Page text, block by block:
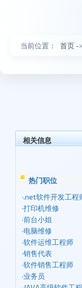
当前位置： 首页 ->
相关信息
热门职位
·.net软件开发工程
·打印机维修
·前台小姐
·电脑维修
·软件运维工程师
·销售代表
·软件销售工程师
·业务员